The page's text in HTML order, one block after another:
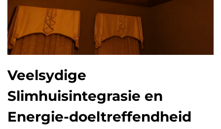
Veelsydige
Slimhuisintegrasie en
Energie-doeltreffendheid